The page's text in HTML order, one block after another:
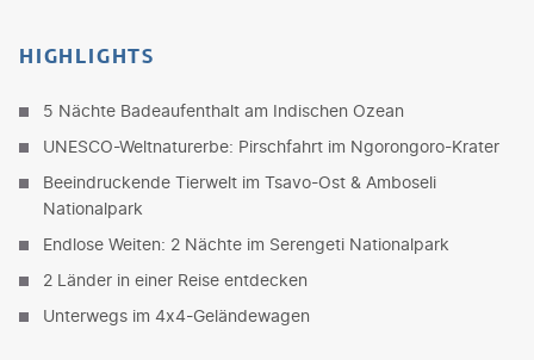
HIGHLIGHTS
5 Nächte Badeaufenthalt am Indischen Ozean
UNESCO-Weltnaturerbe: Pirschfahrt im Ngorongoro-Krater
Beeindruckende Tierwelt im Tsavo-Ost & Amboseli
Nationalpark
Endlose Weiten: 2 Nächte im Serengeti Nationalpark
2 Länder in einer Reise entdecken
Unterwegs im 4x4-Geländewagen